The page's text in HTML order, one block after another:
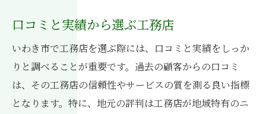
口コミと実績から選ぶ工務店
いわき市で工務店を選ぶ際には、口コミと実績をしっか
りと調べることが重要です。過去の顧客からの口コミ
は、その工務店の信頼性やサービスの質を測る良い指標
となります。特に、地元の評判は工務店が地域特有のニ